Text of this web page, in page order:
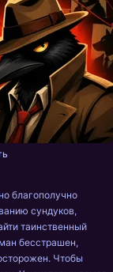
благополучно
сундуков,
таинственный
бесстрашен,
Чтобы